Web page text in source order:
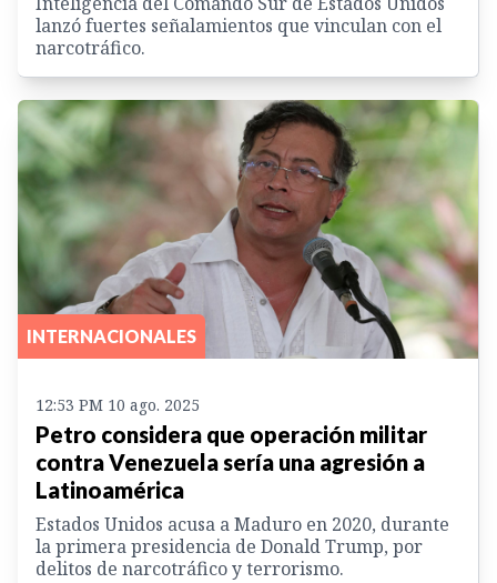
lanzó fuertes señalamientos que vinculan con el
narcotráfico.
INTERNACIONALES
12:53 PM 10 ago. 2025
Petro considera que operación militar
contra Venezuela sería una agresión a
Latinoamérica
Estados Unidos acusa a Maduro en 2020, durante
la primera presidencia de Donald Trump, por
delitos de narcotráfico y terrorismo.